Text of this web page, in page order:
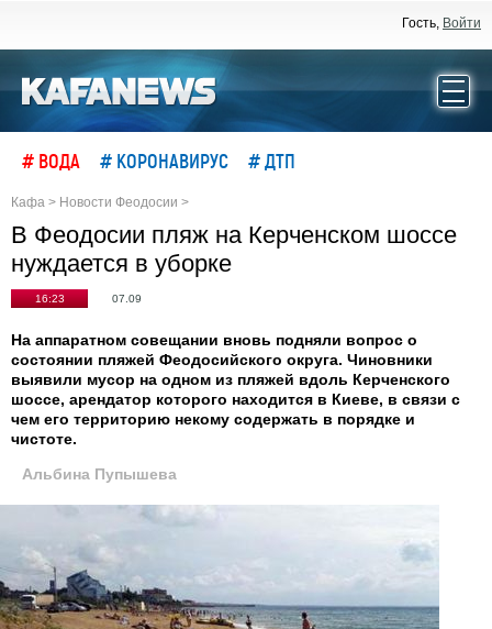
Гость, Войти
# ВОДА # КОРОНАВИРУС # ДТП
Кафа > Новости Феодосии >
В Феодосии пляж на Керченском шоссе
нуждается в уборке
16:23 07.09
На аппаратном совещании вновь подняли вопрос о
состоянии пляжей Феодосийского округа. Чиновники
выявили мусор на одном из пляжей вдоль Керченского
шоссе, арендатор которого находится в Киеве, в связи с
чем его территорию некому содержать в порядке и
чистоте.
Альбина Пупышева